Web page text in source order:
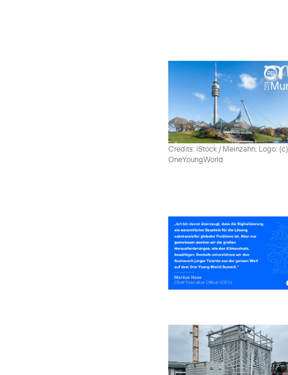
Credits: iStock / Meinzahn; Logo: (c)
OneYoungWorld